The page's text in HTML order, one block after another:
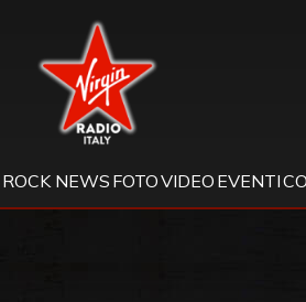
Virgin Radio
ROCK NEWS FOTOVIDEO EVENTI